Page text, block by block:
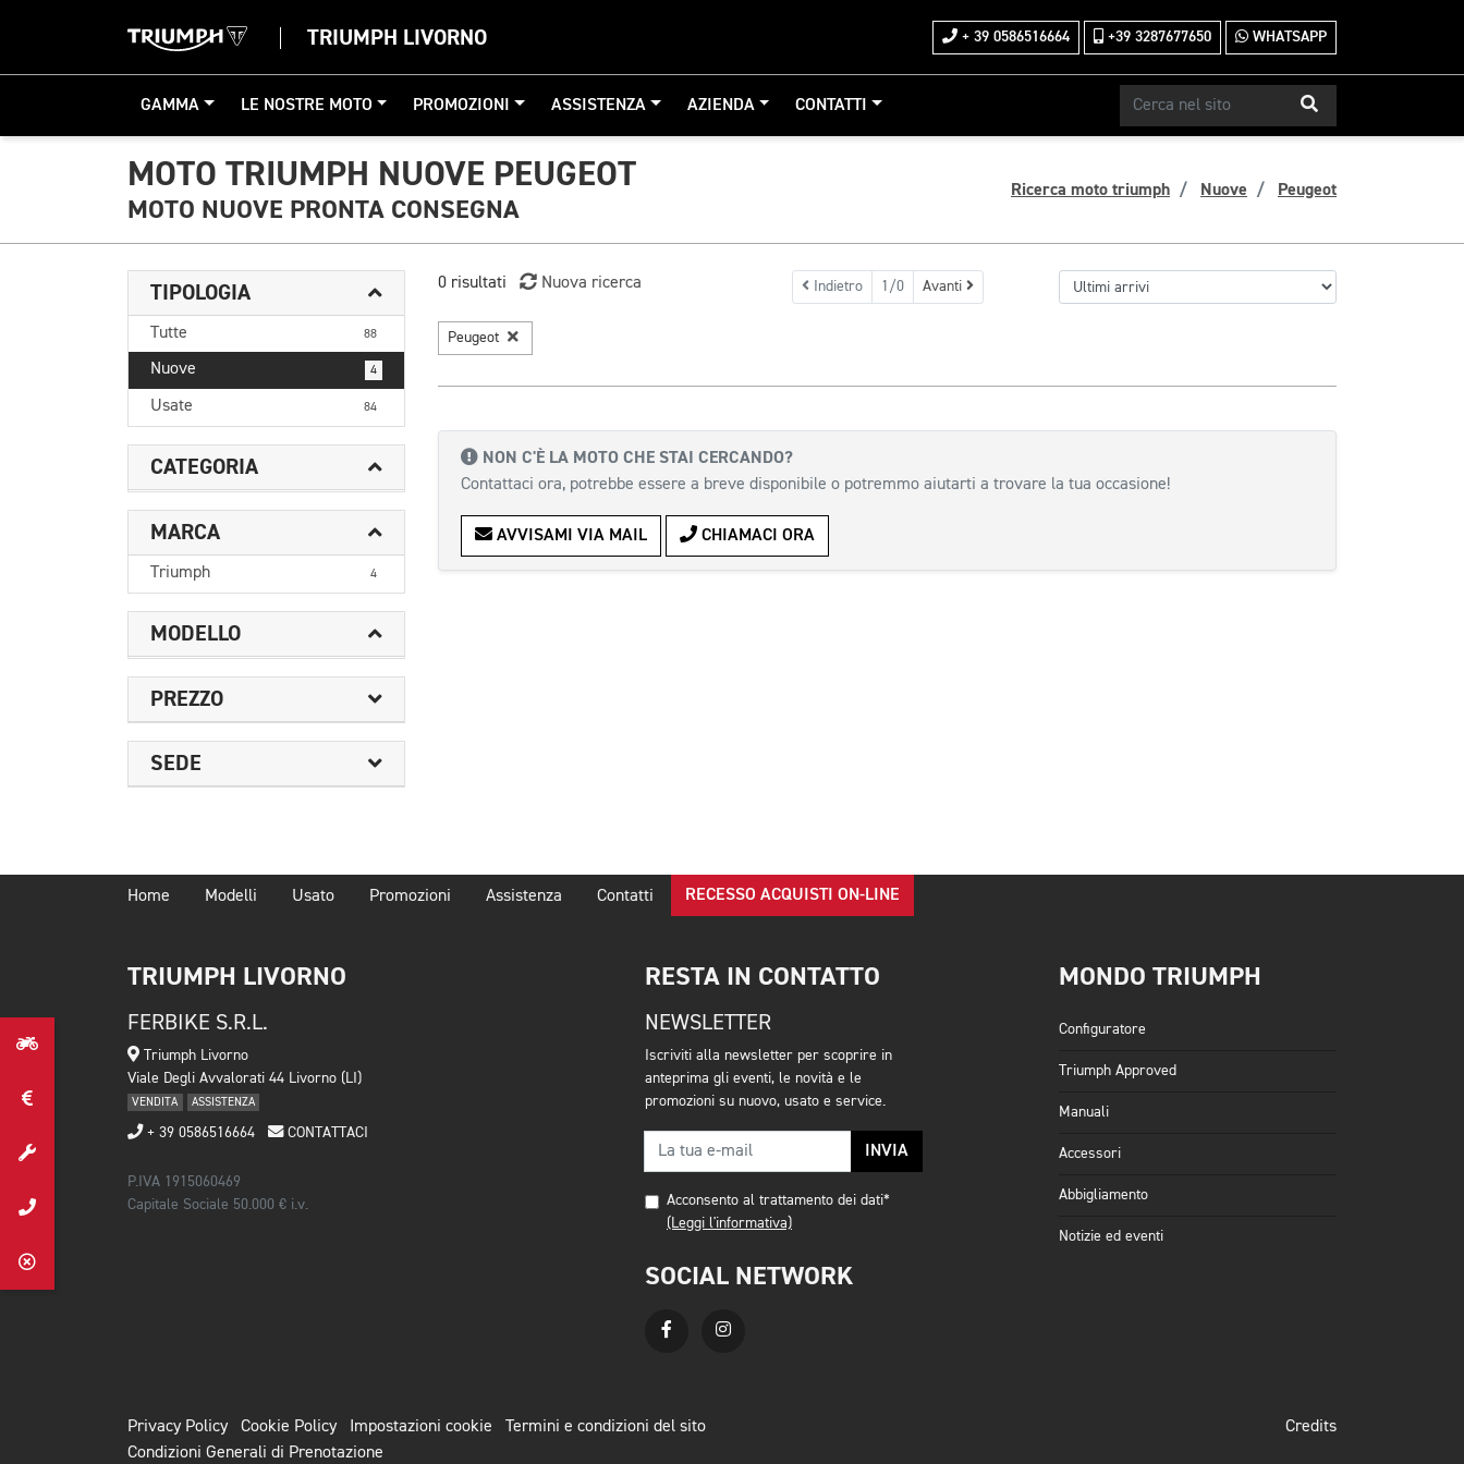
TRIUMPH LIVORNO + 39 0586516664 +39 3287677650 WHATSAPP
GAMMA LE NOSTRE MOTO PROMOZIONI ASSISTENZA AZIENDA CONTATTI
MOTO TRIUMPH NUOVE PEUGEOT
MOTO NUOVE PRONTA CONSEGNA
Ricerca moto triumph Nuove Peugeot
TIPOLOGIA
Tutte 88
Nuove 4
Usate 84
CATEGORIA
MARCA
Triumph 4
MODELLO
PREZZO
SEDE
0 risultati Nuova ricerca Indietro 1/0 Avanti
Peugeot
NON C'È LA MOTO CHE STAI CERCANDO?
Contattaci ora, potrebbe essere a breve disponibile o potremmo aiutarti a trovare la tua occasione!
AVVISAMI VIA MAIL CHIAMACI ORA
Home Modelli Usato Promozioni Assistenza Contatti RECESSO ACQUISTI ON-LINE
TRIUMPH LIVORNO
FERBIKE S.R.L.
Triumph Livorno
Viale Degli Avvalorati 44 Livorno (LI)
VENDITA ASSISTENZA
+ 39 0586516664 CONTATTACI
P.IVA 1915060469
Capitale Sociale 50.000 € i.v.
RESTA IN CONTATTO
NEWSLETTER
Iscriviti alla newsletter per scoprire in
anteprima gli eventi, le novità e le
promozioni su nuovo, usato e service.
INVIA
Acconsento al trattamento dei dati*
(Leggi l'informativa)
SOCIAL NETWORK
MONDO TRIUMPH
Configuratore
Triumph Approved
Manuali
Accessori
Abbigliamento
Notizie ed eventi
Privacy Policy Cookie Policy Impostazioni cookie
Termini e condizioni del sito
Condizioni Generali di Prenotazione
Credits